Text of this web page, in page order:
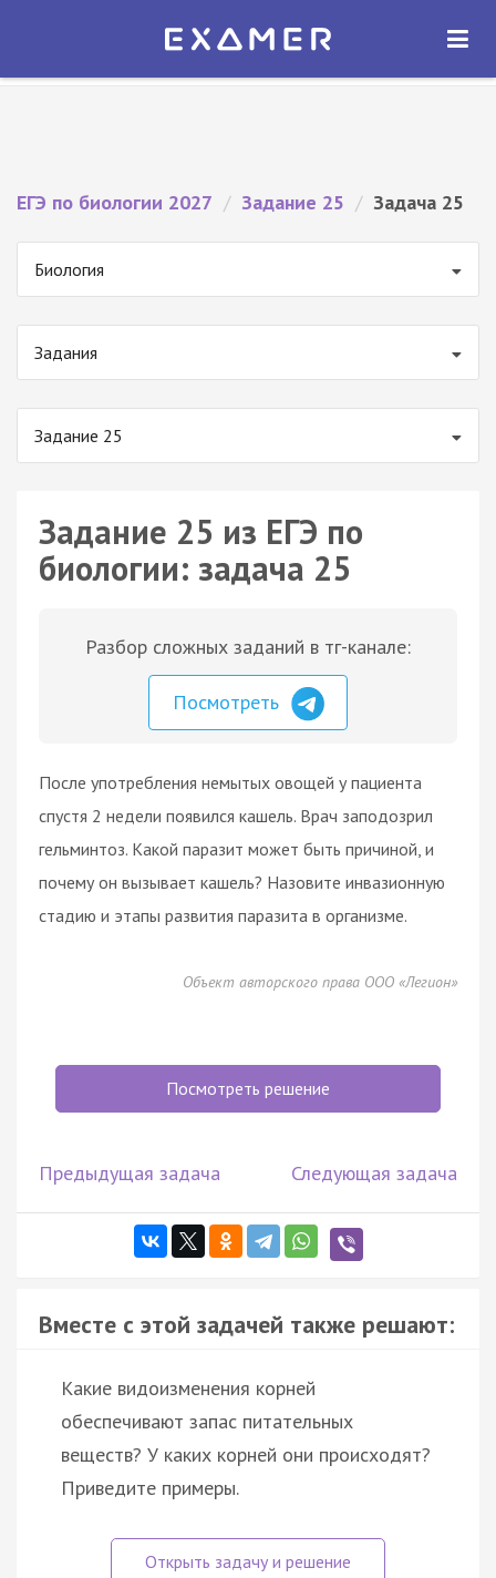
Экзамер — ЕГЭ 2027
ОТКРЫТЬ
ЕГЭ по биологии 2027 / Задание 25 / Задача 25
Биология
Задания
Задание 25
Задание 25 из ЕГЭ по
биологии: задача 25
Разбор сложных заданий в тг-канале:
Посмотреть
После употребления немытых овощей у пациента
спустя 2 недели появился кашель. Врач заподозрил
гельминтоз. Какой паразит может быть причиной, и
почему он вызывает кашель? Назовите инвазионную
стадию и этапы развития паразита в организме.
Объект авторского права ООО «Легион»
Посмотреть решение
Предыдущая задача Следующая задача
Вместе с этой задачей также решают:
Какие видоизменения корней
обеспечивают запас питательных
веществ? У каких корней они происходят?
Приведите примеры.